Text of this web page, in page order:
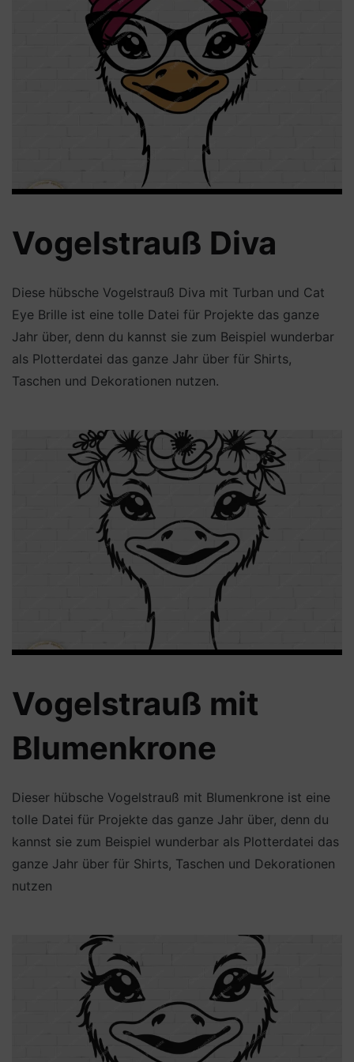
Vogelstrauß Diva
Diese hübsche Vogelstrauß Diva mit Turban und Cat
Eye Brille ist eine tolle Datei für Projekte das ganze
Jahr über, denn du kannst sie zum Beispiel wunderbar
als Plotterdatei das ganze Jahr über für Shirts,
Taschen und Dekorationen nutzen.
Vogelstrauß mit
Blumenkrone
Dieser hübsche Vogelstrauß mit Blumenkrone ist eine
tolle Datei für Projekte das ganze Jahr über, denn du
kannst sie zum Beispiel wunderbar als Plotterdatei das
ganze Jahr über für Shirts, Taschen und Dekorationen
nutzen